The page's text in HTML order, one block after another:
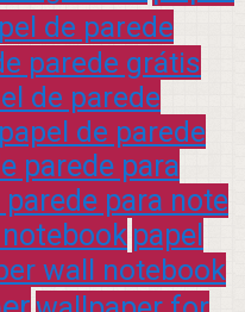
de parede
parede grátis
de parede
papel de parede
parede para
parede para note
papel
wall notebook